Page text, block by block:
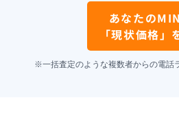
あなたの
「現状価格」
※一括査定のような複数者からの電話